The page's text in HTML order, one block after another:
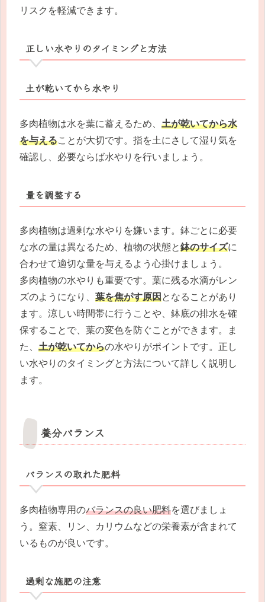
リスクを軽減できます。
正しい水やりのタイミングと方法
土が乾いてから水やり
多肉植物は水を葉に蓄えるため、 土が乾いてから水
を与えることが大切です。指を土にさして湿り気を
確認し、必要ならば水やりを行いましょう。
量を調整する
多肉植物は過剰な水やりを嫌います。鉢ごとに必要
な水の量は異なるため、植物の状態と鉢のサイズに
合わせて適切な量を与えるよう心掛けましょう。
多肉植物の水やりも重要です。葉に残る水滴がレン
ズのようになり、 葉を焦がす原因となることがあり
ます。涼しい時間帯に行うことや、鉢底の排水を確
保することで、葉の変色を防ぐことができます。ま
た、 土が乾いてからの水やりがポイントです。正し
い水やりのタイミングと方法について詳しく説明し
ます。
養分バランス
バランスの取れた肥料
多肉植物専用のバランスの良い肥料を選びましょ
う。窒素、リン、カリウムなどの栄養素が含まれて
いるものが良いです。
過剰な施肥の注意